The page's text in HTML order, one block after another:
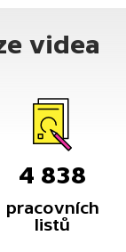
videa
4 838
pracovních
listů